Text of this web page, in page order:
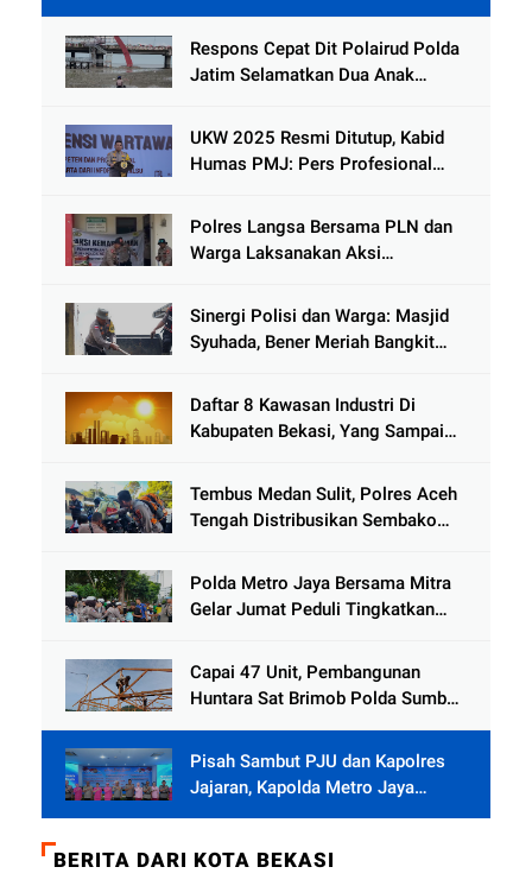
Gading
Respons Cepat Dit Polairud Polda
Jatim Selamatkan Dua Anak
Kenjeran
UKW 2025 Resmi Ditutup, Kabid
Humas PMJ: Pers Profesional
Hoaks
Polres Langsa Bersama PLN dan
Warga Laksanakan Aksi
Tamiang
Sinergi Polisi dan Warga: Masjid
Syuhada, Bener Meriah Bangkit
Daftar 8 Kawasan Industri Di
Kabupaten Bekasi, Yang Sampai
Tembus Medan Sulit, Polres Aceh
Tengah Distribusikan Sembako
Jamat
Polda Metro Jaya Bersama Mitra
Gelar Jumat Peduli Tingkatkan
Capai 47 Unit, Pembangunan
Huntara Sat Brimob Polda Sumbar
Pisah Sambut PJU dan Kapolres
Jajaran, Kapolda Metro Jaya
Tekankan Pelayanan Publik
BERITA DARI KOTA BEKASI